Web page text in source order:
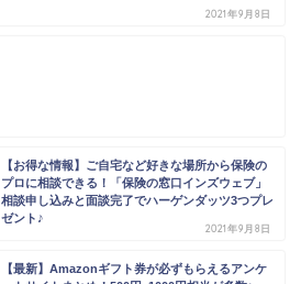
2021年9月8日
【お得な情報】ご自宅など好きな場所から保険の
プロに相談できる！「保険の窓口インズウェブ」
相談申し込みと面談完了でハーゲンダッツ3つプレ
ゼント♪
2021年9月8日
【最新】Amazonギフト券が必ずもらえるアンケ